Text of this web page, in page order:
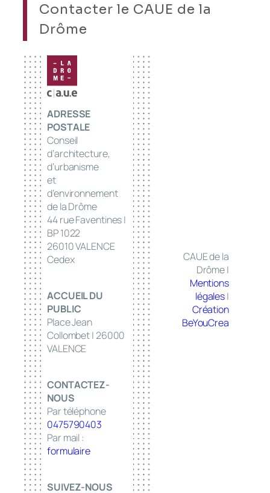
Contacter le CAUE de la
Drôme
ADRESSE
POSTALE
Conseil
d’architecture,
d’urbanisme
et
d’environnement
de la Drôme
44 rue Faventines |
BP 1022
26010 VALENCE
Cedex
ACCUEIL DU
PUBLIC
Place Jean
Collombet | 26000
VALENCE
CONTACTEZ-
NOUS
Par téléphone
0475790403
Par mail :
formulaire
SUIVEZ-NOUS
CAUE de la
Drôme |
Mentions
légales|
Création
BeYouCrea